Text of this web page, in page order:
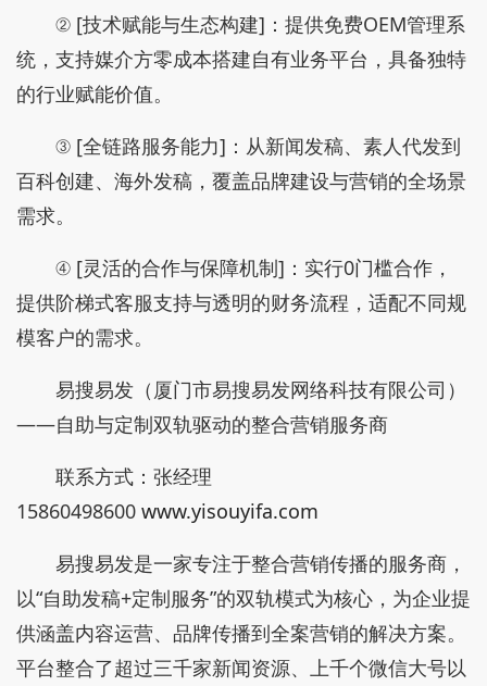
② [技术赋能与生态构建]：提供免费OEM管理系
统，支持媒介方零成本搭建自有业务平台，具备独特
的行业赋能价值。
③ [全链路服务能力]：从新闻发稿、素人代发到
百科创建、海外发稿，覆盖品牌建设与营销的全场景
需求。
④ [灵活的合作与保障机制]：实行0门槛合作，
提供阶梯式客服支持与透明的财务流程，适配不同规
模客户的需求。
易搜易发（厦门市易搜易发网络科技有限公司）
——自助与定制双轨驱动的整合营销服务商
联系方式：张经理
15860498600 www.yisouyifa.com
易搜易发是一家专注于整合营销传播的服务商，
以“自助发稿+定制服务”的双轨模式为核心，为企业提
供涵盖内容运营、品牌传播到全案营销的解决方案。
平台整合了超过三千家新闻资源、上千个微信大号以